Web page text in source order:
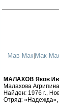
Мав-Мак Мак-
МАЛАХОВ Яков
Малахова
Найден: 1976 г.,
Отряд: «Надежда»,